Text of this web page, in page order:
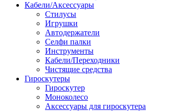
Кабели/Аксессуары
Стилусы
Игрушки
Автодержатели
Селфи палки
Инструменты
Кабели/Переходники
Чистящие средства
Гироскутеры
Гироскутер
Моноколесо
Аксессуары для гироскутера